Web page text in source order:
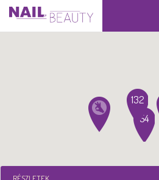
54
132